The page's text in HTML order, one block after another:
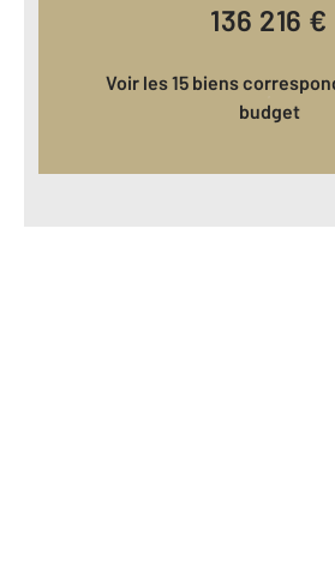
136 216 €
Voir les 15 biens correspondant à votre
budget